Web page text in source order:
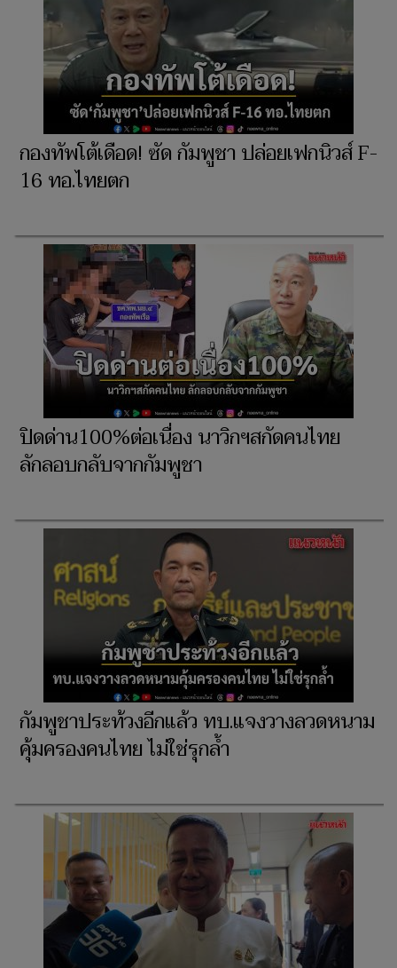
กองทัพโต้เดือด! ซัด กัมพูชา ปล่อยเฟกนิวส์ F-
16 ทอ.ไทยตก
ปิดด่าน100%ต่อเนื่อง นาวิกฯสกัดคนไทย
ลักลอบกลับจากกัมพูชา
กัมพูชาประท้วงอีกแล้ว ทบ.แจงวางลวดหนาม
คุ้มครองคนไทย ไม่ใช่รุกล้ำ